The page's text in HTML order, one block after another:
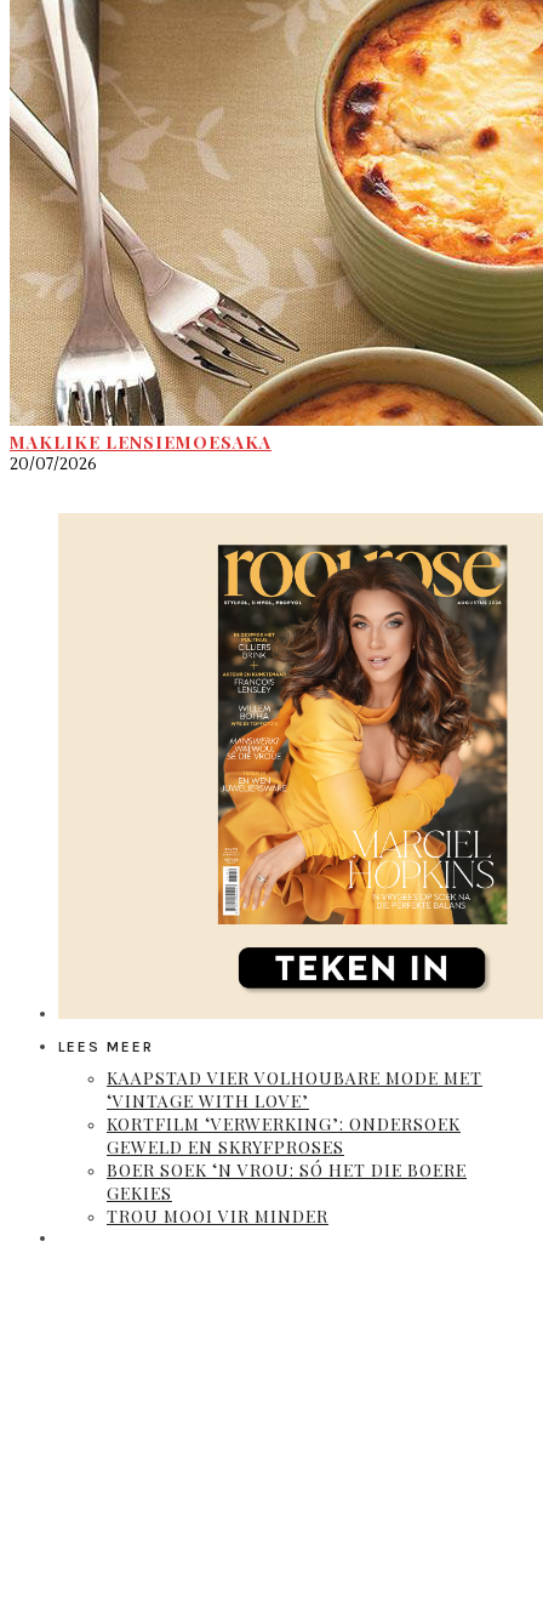
MAKLIKE LENSIEMOESAKA
20/07/2026
LEES MEER
KAAPSTAD VIER VOLHOUBARE MODE MET
‘VINTAGE WITH LOVE’
KORTFILM ‘VERWERKING’: ONDERSOEK
GEWELD EN SKRYFPROSES
BOER SOEK ‘N VROU: SÓ HET DIE BOERE
GEKIES
TROU MOOI VIR MINDER